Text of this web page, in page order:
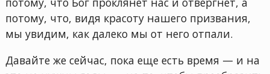
потому, что, видя красоту нашего призвания,
мы увидим, как далеко мы от него отпали.
Давайте же сейчас, пока еще есть время — и на